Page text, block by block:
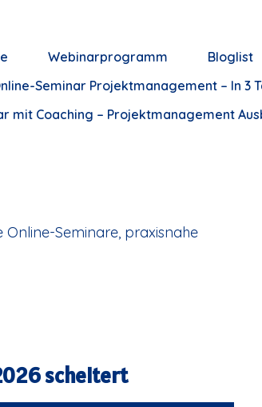
Webinarprogramm Bloglist
Seminar Projektmanagement – In 3
mit Coaching – Projektmanagement
Seminare, praxisnahe
scheitert